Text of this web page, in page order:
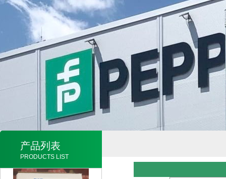
产品列表
PRODUCTS LIST